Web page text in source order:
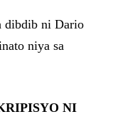
dibdib ni Dario
niya sa
NI